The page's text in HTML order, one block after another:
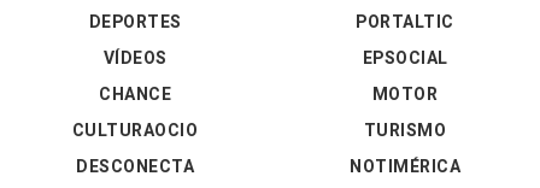
DEPORTES
VÍDEOS
PORTALTIC
EPSOCIAL
CHANCE
CULTURAOCIO
DESCONECTA
MOTOR
TURISMO
NOTIMÉRICA